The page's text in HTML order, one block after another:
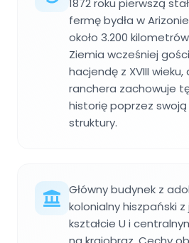
1872 roku pierwszą
fermę bydła w
około 3.200
Ziemia wcześniej
hacjendę z XVIII
ranchera zachowuje
historię poprzez swoją
struktury.
Główny budynek z
kolonialny hiszpański
kształcie U i